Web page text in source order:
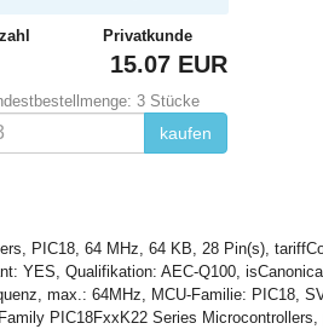
Privatkunde
15.07 EUR
3 Stücke
kaufen
PIC18, 64 MHz, 64 KB, 28 Pin(s),
Qualifikation: AEC-Q100,
max.: 64MHz, MCU-Familie: PIC18,
PIC18FxxK22 Series